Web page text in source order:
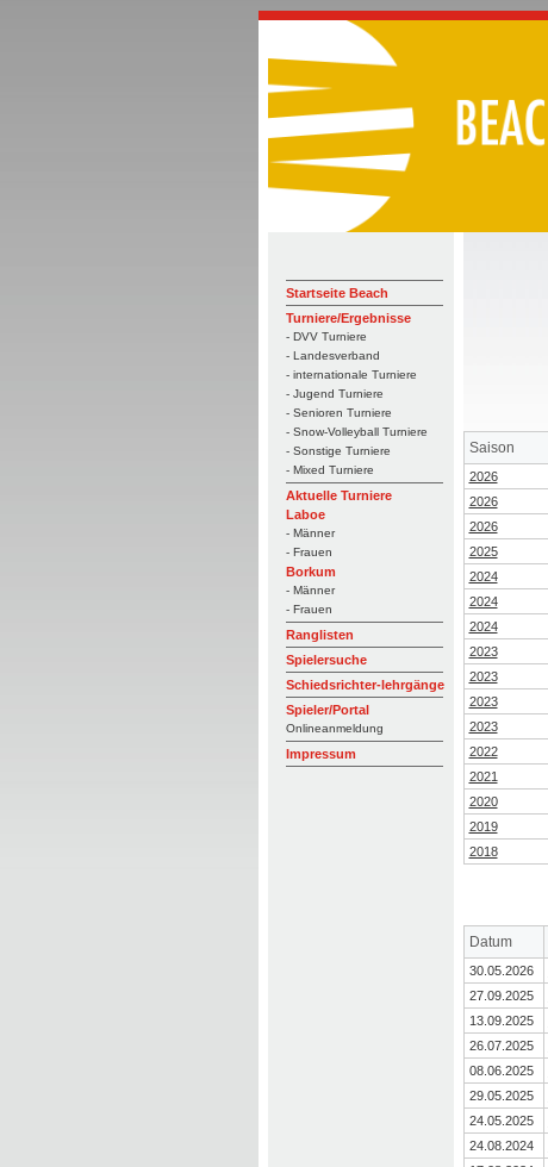
Startseite Beach
Turniere/Ergebnisse
- DVV Turniere
- Landesverband
- internationale Turniere
- Jugend Turniere
- Senioren Turniere
- Snow-Volleyball Turniere
- Sonstige Turniere
- Mixed Turniere
Aktuelle Turniere
Laboe
- Männer
- Frauen
Borkum
- Männer
- Frauen
Ranglisten
Spielersuche
Schiedsrichter-lehrgänge
Spieler/Portal
Onlineanmeldung
Impressum
Saison
2026
2026
2026
2025
2024
2024
2024
2023
2023
2023
2023
2022
2021
2020
2019
2018
Datum
30.05.2026
27.09.2025
13.09.2025
26.07.2025
08.06.2025
29.05.2025
24.05.2025
24.08.2024